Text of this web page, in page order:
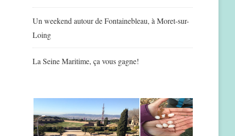
Un weekend autour de Fontainebleau, à Moret-sur-
Loing
La Seine Maritime, ça vous gagne!